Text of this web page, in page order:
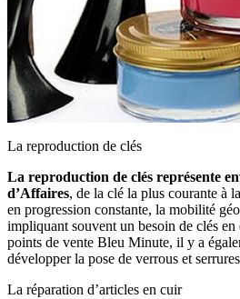
La reproduction de clés
La reproduction de clés représente
d’Affaires, de la clé la plus courante à
en progression constante, la mobilité
impliquant souvent un besoin de clés
points de vente Bleu Minute, il y a
développer la pose de verrous et
La réparation d’articles en cuir